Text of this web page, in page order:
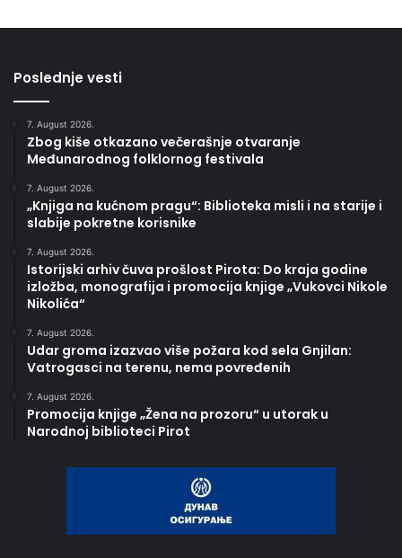
Poslednje vesti
7. August 2026.
Zbog kiše otkazano večerašnje otvaranje
Međunarodnog folklornog festivala
7. August 2026.
„Knjiga na kućnom pragu“: Biblioteka misli i na starije i
slabije pokretne korisnike
7. August 2026.
Istorijski arhiv čuva prošlost Pirota: Do kraja godine
izložba, monografija i promocija knjige „Vukovci Nikole
Nikolića“
7. August 2026.
Udar groma izazvao više požara kod sela Gnjilan:
Vatrogasci na terenu, nema povređenih
7. August 2026.
Promocija knjige „Žena na prozoru“ u utorak u
Narodnoj biblioteci Pirot